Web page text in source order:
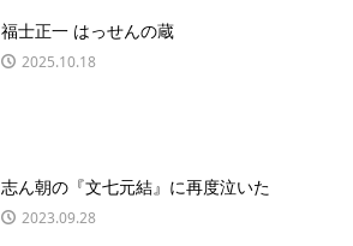
福士正一 はっせんの蔵
2025.10.18
志ん朝の『文七元結』に再度泣いた
2023.09.28